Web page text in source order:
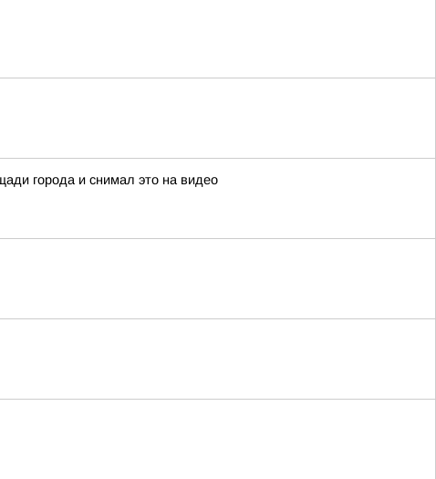
города и снимал это на видео